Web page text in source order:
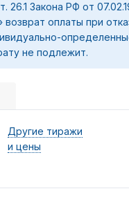
26.1 Закона РФ от
возврат оплаты при
не подлежит.
Другие тиражи
и цены